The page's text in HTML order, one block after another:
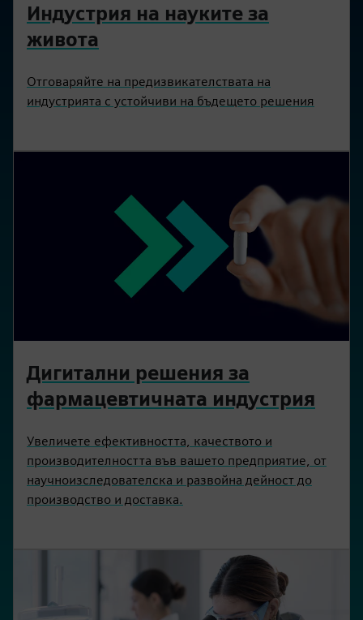
Индустрия на науките за
живота
Отговаряйте на предизвикателствата на
индустрията с устойчиви на бъдещето решения
Дигитални решения за
фармацевтичната индустрия
Увеличете ефективността, качеството и
производителността във вашето предприятие, от
научноизследователска и развойна дейност до
производство и доставка.